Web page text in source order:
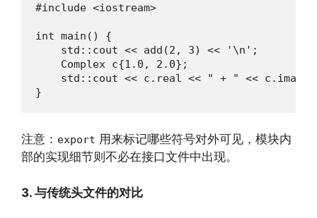
#include <iostream>
int main() {
    std::cout << add(2, 3) << '\n';
    Complex c{1.0, 2.0};
std::cout << c.real << " + " << c.imag
}
注意： export 用来标记哪些符号对外可见，模块内
部的实现细节则不必在接口文件中出现。
3. 与传统头文件的对比